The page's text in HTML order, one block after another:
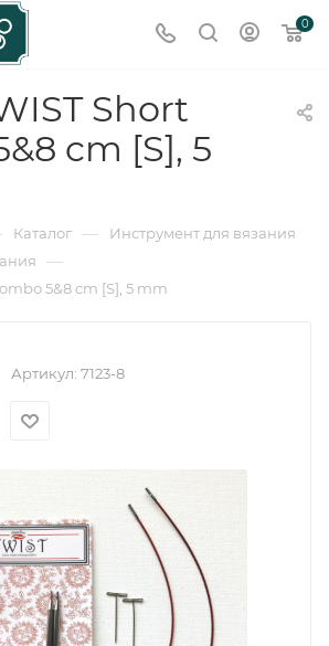
0
Short
cm [S], 5
Каталог — Инструмент для вязания
—
5&8 cm [S], 5 mm
Артикул: 7123-8